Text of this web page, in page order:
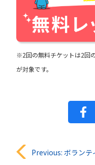
※2回の無料チケットは2回
が対象です。
投 Previous: ボランティア